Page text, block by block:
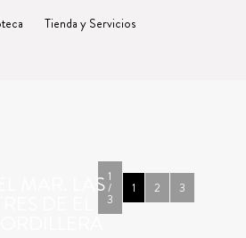
Tienda y Servicios
MAR. LAS 1
/
3
1 2 3